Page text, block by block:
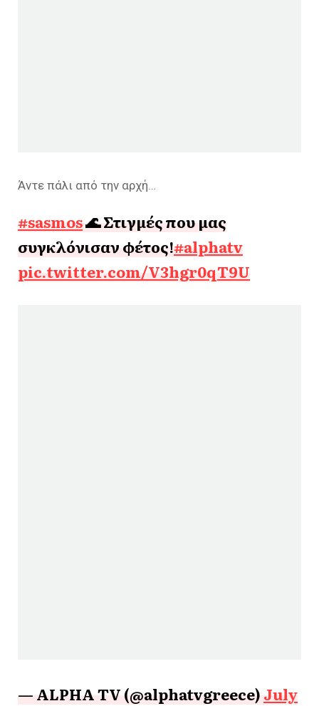
Άντε πάλι από την αρχή…
#sasmos🌊 Στιγμές που μας
συγκλόνισαν φέτος!#alphatv
pic.twitter.com/V3hgr0qT9U
— ALPHA TV (@alphatvgreece)July